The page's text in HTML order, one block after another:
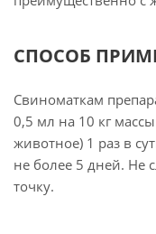
СПОСОБ
Свиноматкам
0,5 мл на 10 кг
животное) 1 раз в
не более 5 дней. Не
точку.